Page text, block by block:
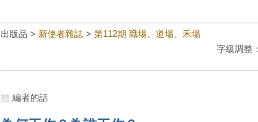
出版品 > 新使者雜誌 > 第112期 職場、道場、禾場
字級調整：
編者的話